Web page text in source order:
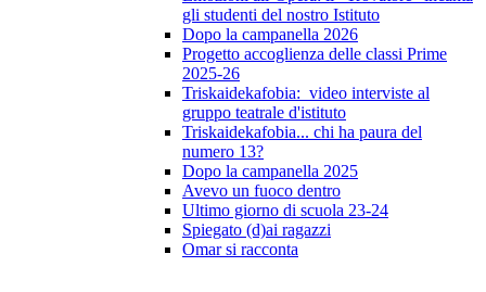
gli studenti del nostro Istituto
Dopo la campanella 2026
Progetto accoglienza delle classi Prime
2025-26
Triskaidekafobia: video interviste al
gruppo teatrale d'istituto
Triskaidekafobia... chi ha paura del
numero 13?
Dopo la campanella 2025
Avevo un fuoco dentro
Ultimo giorno di scuola 23-24
Spiegato (d)ai ragazzi
Omar si racconta